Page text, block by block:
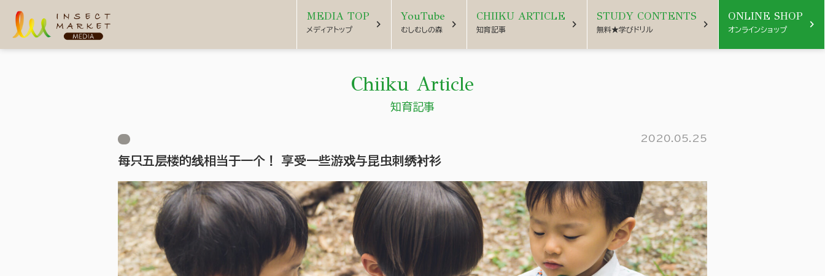
MEDIA TOP
メディアトップ chevron_right
YouTube
むしむしの森 chevron_right
CHIIKU ARTICLE
知育記事 chevron_right
STUDY CONTENTS
無料★学びドリル chevron_right
ONLINE SHOP
オンラインショップ chevron_right
Chiiku Article
知育記事
2020.05.25
每只五层楼的线相当于一个！ 享受一些游戏与昆虫刺绣衬衫